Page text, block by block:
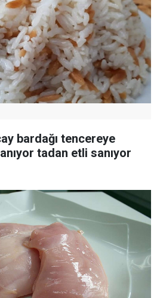
bardağı tencereye
tadan etli sanıyor